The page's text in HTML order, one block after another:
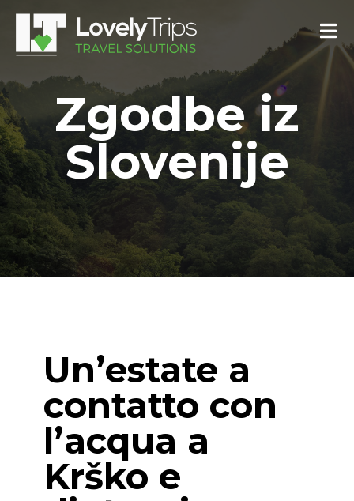
Zgodbe iz
Slovenije
Un’estate a
contatto con
l’acqua a
Krško e